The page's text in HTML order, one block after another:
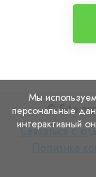
©
Связаться
Связаться с
Политика
Мы
персональные
интерактивный